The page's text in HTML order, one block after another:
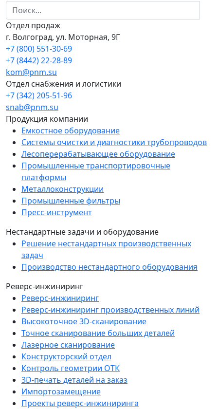
Отдел продаж
г. Волгоград, ул. Моторная, 9Г
+7 (800) 551-30-69
+7 (8442) 22-28-89
kom@pnm.su
Отдел снабжения и логистики
+7 (342) 205-51-96
snab@pnm.su
Продукция компании
Емкостное оборудование
Системы очистки и диагностики трубопроводов
Лесоперерабатывающее оборудование
Промышленные транспортировочные
платформы
Металлоконструкции
Промышленные фильтры
Пресс-инструмент
Нестандартные задачи и оборудование
Решение нестандартных производственных
задач
Производство нестандартного оборудования
Реверс-инжиниринг
Реверс-инжиниринг
Реверс-инжиниринг производственных линий
Высокоточное 3D-сканирование
Точное сканирование больших деталей
Лазерное сканирование
Конструкторский отдел
Контроль геометрии ОТК
3D-печать деталей на заказ
Импортозамещение
Проекты реверс-инжиниринга